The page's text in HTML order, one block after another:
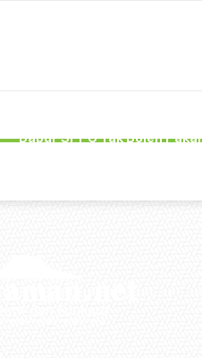
Dapur SPPG Tak Boleh Pakai